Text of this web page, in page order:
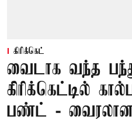
கிரிக்கெட்
வைடாக வந்த
கிரிக்கெட்டில்
பண்ட் -